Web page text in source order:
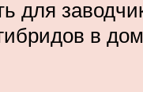
для
в